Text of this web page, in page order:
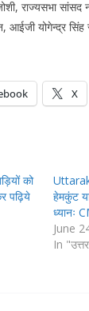
राज्यसभा सांसद
आईजी योगेन्द्र सिंह
X
को
पढ़िये
हेमकुंट
ध्यानः
June
In